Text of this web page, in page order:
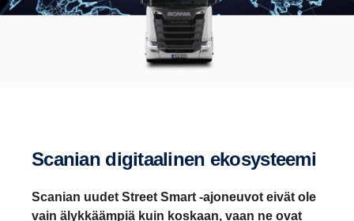
Scanian digitaa­linen ekosys­teemi
Scanian uudet Street Smart -ajoneuvot eivät ole
vain älykkäämpiä kuin koskaan, vaan ne ovat